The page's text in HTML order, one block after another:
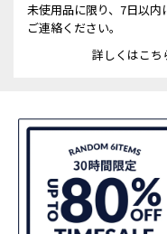
未使用品に限り、7日以内
ご連絡ください。
詳しくはこち